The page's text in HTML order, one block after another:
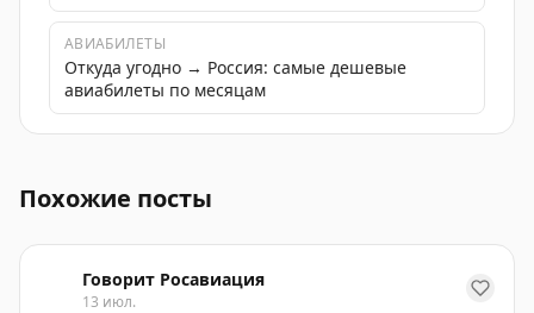
АВИАБИЛЕТЫ
Откуда угодно → Россия: самые дешевые
авиабилеты по месяцам
Похожие посты
Говорит Росавиация
13 июл.